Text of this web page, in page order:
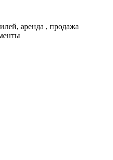
аренда , продажа